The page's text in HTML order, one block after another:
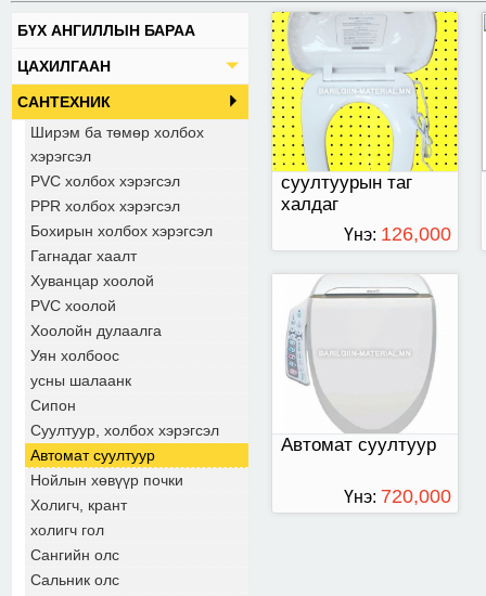
БҮХ АНГИЛЛЫН БАРАА
ЦАХИЛГААН
САНТЕХНИК
Ширэм ба төмөр холбох
хэрэгсэл
PVC холбох хэрэгсэл
PPR холбох хэрэгсэл
Бохирын холбох хэрэгсэл
Гагнадаг хаалт
Хуванцар хоолой
PVC хоолой
Хоолойн дулаалга
Уян холбоос
усны шалаанк
Сипон
Суултуур, холбох хэрэгсэл
Автомат суултуур
Нойлын хөвүүр почки
Холигч, крант
холигч гол
Сангийн олс
Сальник олс
суултуурын таг
халдаг
Үнэ: 126,000
ТӨГРӨГ
180,000
төгрөг
Автомат суултуур
UB6235 загвар: Давуу
тал: -Массаж, 2-3
төрлийн угаалгатай
-Халуун агаараар
хатаагчтай -Суултуур
халаагч -Давхар
цорго -Түрүү
булчирхайн угаалга
-Цорго орж гарах
болгондоо өөрийгөө
цэвэрлэнэ -Усны
тохируулга
-Цахилгааны хэмнэлт
-Усны давхар
филтертэй -Хүүхдийн
горимтой -Таг зөөлөн
уналттай хаагдана
Үнэ: 720,000